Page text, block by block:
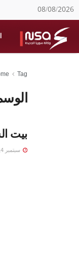
08/08/2026
Tag
بيت
سبتمبر 4, 2025